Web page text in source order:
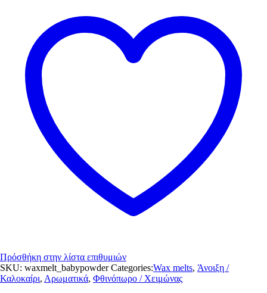
Πρόσθήκη στην λίστα επιθυμιών
SKU: waxmelt_babypowder Categories:Wax melts, Άνοιξη /
Καλοκαίρι, Αρωματικά, Φθινόπωρο / Χειμώνας